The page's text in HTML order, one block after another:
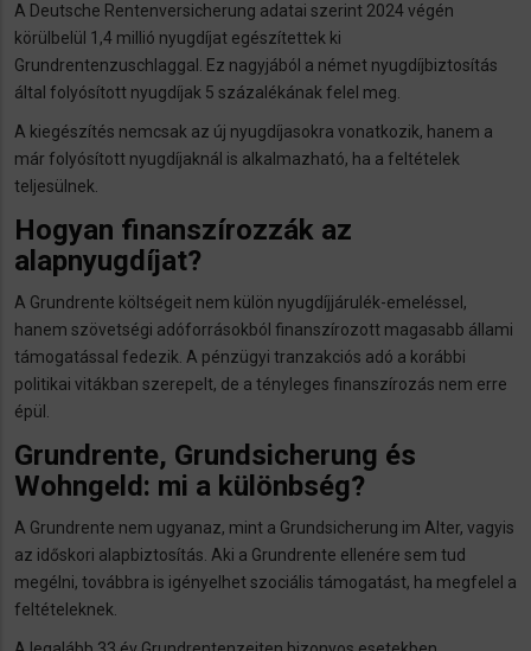
A Deutsche Rentenversicherung adatai szerint 2024 végén
körülbelül 1,4 millió nyugdíjat egészítettek ki
Grundrentenzuschlaggal. Ez nagyjából a német nyugdíjbiztosítás
által folyósított nyugdíjak 5 százalékának felel meg.
A kiegészítés nemcsak az új nyugdíjasokra vonatkozik, hanem a
már folyósított nyugdíjaknál is alkalmazható, ha a feltételek
teljesülnek.
Hogyan finanszírozzák az
alapnyugdíjat?
A Grundrente költségeit nem külön nyugdíjjárulék-emeléssel,
hanem szövetségi adóforrásokból finanszírozott magasabb állami
támogatással fedezik. A pénzügyi tranzakciós adó a korábbi
politikai vitákban szerepelt, de a tényleges finanszírozás nem erre
épül.
Grundrente, Grundsicherung és
Wohngeld: mi a különbség?
A Grundrente nem ugyanaz, mint a Grundsicherung im Alter, vagyis
az időskori alapbiztosítás. Aki a Grundrente ellenére sem tud
megélni, továbbra is igényelhet szociális támogatást, ha megfelel a
feltételeknek.